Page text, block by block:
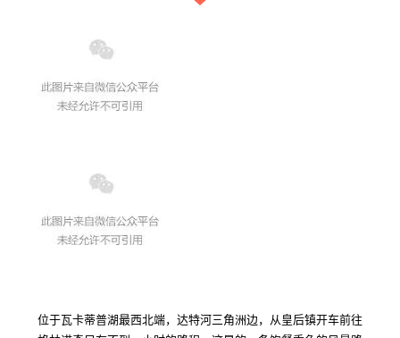
位于瓦卡蒂普湖最西北端，达特河三角洲边，从皇后镇开车前往